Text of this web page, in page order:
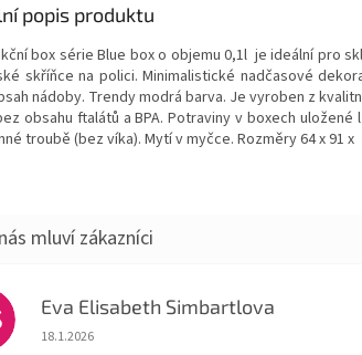
popis produktu
box série Blue box o objemu 0,1l je ideální pro
skříňce na polici. Minimalistické nadčasové
nádoby. Trendy modrá barva. Je vyroben z
obsahu ftalátů a BPA.Potraviny v boxech
troubě (bez víka). Mytí vmyčce. Rozměry 64 x 91 x
Eva Elisabeth Simbartlova
Hodnocení obchodu je 5 z 5 hvězdiček.
18.1.2026